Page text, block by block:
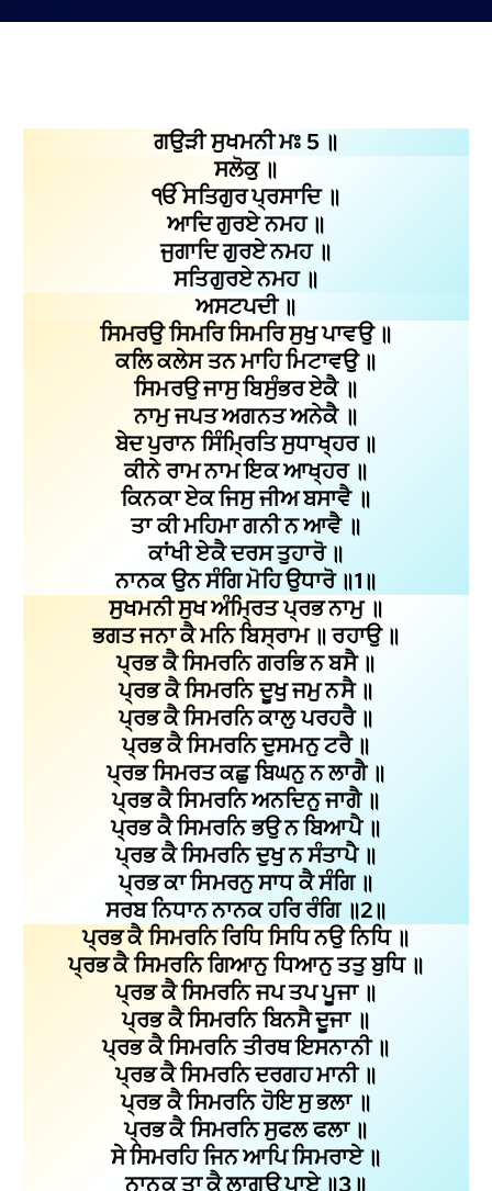
ਗਉੜੀ ਸੁਖਮਨੀ ਮਃ 5 ॥
ਸਲੋਕੁ ॥
ੴ ਸਤਿਗੁਰ ਪ੍ਰਸਾਦਿ ॥
ਆਦਿ ਗੁਰਏ ਨਮਹ ॥
ਜੁਗਾਦਿ ਗੁਰਏ ਨਮਹ ॥
ਸਤਿਗੁਰਏ ਨਮਹ ॥
ਅਸਟਪਦੀ ॥
ਸਿਮਰਉ ਸਿਮਰਿ ਸਿਮਰਿ ਸੁਖੁ ਪਾਵਉ ॥
ਕਲਿ ਕਲੇਸ ਤਨ ਮਾਹਿ ਮਿਟਾਵਉ ॥
ਸਿਮਰਉ ਜਾਸੁ ਬਿਸੁੰਭਰ ਏਕੈ ॥
ਨਾਮੁ ਜਪਤ ਅਗਨਤ ਅਨੇਕੈ ॥
ਬੇਦ ਪੁਰਾਨ ਸਿੰਮ੍ਰਿਤਿ ਸੁਧਾਖ੍ਹਰ ॥
ਕੀਨੇ ਰਾਮ ਨਾਮ ਇਕ ਆਖ੍ਹਰ ॥
ਕਿਨਕਾ ਏਕ ਜਿਸੁ ਜੀਅ ਬਸਾਵੈ ॥
ਤਾ ਕੀ ਮਹਿਮਾ ਗਨੀ ਨ ਆਵੈ ॥
ਕਾਂਖੀ ਏਕੈ ਦਰਸ ਤੁਹਾਰੋ ॥
ਨਾਨਕ ਉਨ ਸੰਗਿ ਮੋਹਿ ਉਧਾਰੋ ॥1॥
ਸੁਖਮਨੀ ਸੁਖ ਅੰਮ੍ਰਿਤ ਪ੍ਰਭ ਨਾਮੁ ॥
ਭਗਤ ਜਨਾ ਕੈ ਮਨਿ ਬਿਸ੍ਰਾਮ ॥ ਰਹਾਉ ॥
ਪ੍ਰਭ ਕੈ ਸਿਮਰਨਿ ਗਰਭਿ ਨ ਬਸੈ ॥
ਪ੍ਰਭ ਕੈ ਸਿਮਰਨਿ ਦੂਖੁ ਜਮੁ ਨਸੈ ॥
ਪ੍ਰਭ ਕੈ ਸਿਮਰਨਿ ਕਾਲੁ ਪਰਹਰੈ ॥
ਪ੍ਰਭ ਕੈ ਸਿਮਰਨਿ ਦੁਸਮਨੁ ਟਰੈ ॥
ਪ੍ਰਭ ਸਿਮਰਤ ਕਛੁ ਬਿਘਨੁ ਨ ਲਾਗੈ ॥
ਪ੍ਰਭ ਕੈ ਸਿਮਰਨਿ ਅਨਦਿਨੁ ਜਾਗੈ ॥
ਪ੍ਰਭ ਕੈ ਸਿਮਰਨਿ ਭਉ ਨ ਬਿਆਪੈ ॥
ਪ੍ਰਭ ਕੈ ਸਿਮਰਨਿ ਦੁਖੁ ਨ ਸੰਤਾਪੈ ॥
ਪ੍ਰਭ ਕਾ ਸਿਮਰਨੁ ਸਾਧ ਕੈ ਸੰਗਿ ॥
ਸਰਬ ਨਿਧਾਨ ਨਾਨਕ ਹਰਿ ਰੰਗਿ ॥2॥
ਪ੍ਰਭ ਕੈ ਸਿਮਰਨਿ ਰਿਧਿ ਸਿਧਿ ਨਉ ਨਿਧਿ ॥
ਪ੍ਰਭ ਕੈ ਸਿਮਰਨਿ ਗਿਆਨੁ ਧਿਆਨੁ ਤਤੁ ਬੁਧਿ ॥
ਪ੍ਰਭ ਕੈ ਸਿਮਰਨਿ ਜਪ ਤਪ ਪੂਜਾ ॥
ਪ੍ਰਭ ਕੈ ਸਿਮਰਨਿ ਬਿਨਸੈ ਦੂਜਾ ॥
ਪ੍ਰਭ ਕੈ ਸਿਮਰਨਿ ਤੀਰਥ ਇਸਨਾਨੀ ॥
ਪ੍ਰਭ ਕੈ ਸਿਮਰਨਿ ਦਰਗਹ ਮਾਨੀ ॥
ਪ੍ਰਭ ਕੈ ਸਿਮਰਨਿ ਹੋਇ ਸੁ ਭਲਾ ॥
ਪ੍ਰਭ ਕੈ ਸਿਮਰਨਿ ਸੁਫਲ ਫਲਾ ॥
ਸੇ ਸਿਮਰਹਿ ਜਿਨ ਆਪਿ ਸਿਮਰਾਏ ॥
ਨਾਨਕ ਤਾ ਕੈ ਲਾਗਉ ਪਾਏ ॥3॥